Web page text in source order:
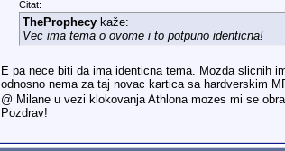
Citat:
TheProphecykaže:
Vec ima tema o ovome i to potpuno identicna!
E pa nece biti da ima identicna tema. Mozda slicnih
odnosno nema za taj novac kartica sa hardverskim
@ Milane u vezi klokovanja Athlona mozes mi se
Pozdrav!